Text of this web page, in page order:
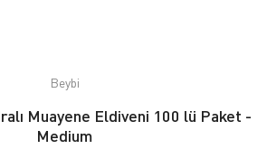
Beybi
Muayene Eldiveni 100 lü Paket -
Medium